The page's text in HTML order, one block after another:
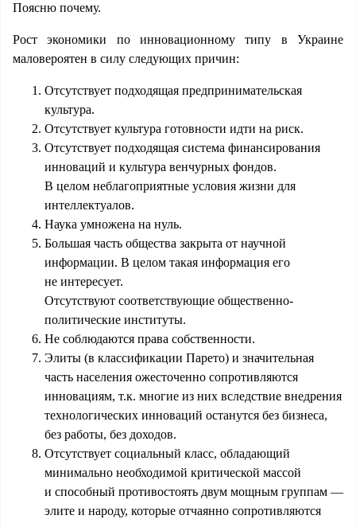
Поясню почему.
Рост экономики по инновационному типу в Украине
маловероятен в силу следующих причин:
Отсутствует подходящая предпринимательская
культура.
Отсутствует культура готовности идти на риск.
Отсутствует подходящая система финансирования
инноваций и культура венчурных фондов.
В целом неблагоприятные условия жизни для
интеллектуалов.
Наука умножена на нуль.
Большая часть общества закрыта от научной
информации. В целом такая информация его
не интересует.
Отсутствуют соответствующие общественно-
политические институты.
Не соблюдаются права собственности.
Элиты (в классификации Парето) и значительная
часть населения ожесточенно сопротивляются
инновациям, т.к. многие из них вследствие внедрения
технологических инноваций останутся без бизнеса,
без работы, без доходов.
Отсутствует социальный класс, обладающий
минимально необходимой критической массой
и способный противостоять двум мощным группам —
элите и народу, которые отчаянно сопротивляются